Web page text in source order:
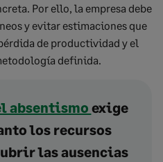
Por ello, la empresa debe
y evitar estimaciones que
de productividad y el
definida.
absentismo exige
los recursos
las ausencias